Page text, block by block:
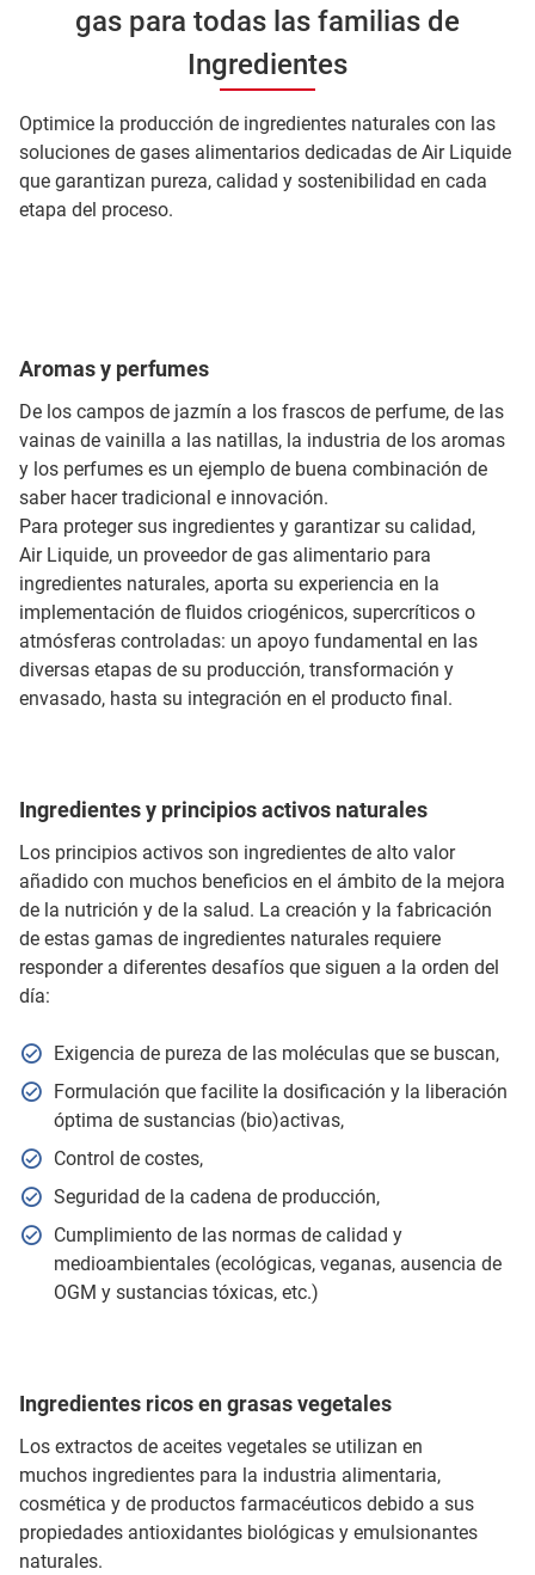
gas para todas las familias de
Ingredientes
Optimice la producción de ingredientes naturales con las
soluciones de gases alimentarios dedicadas de Air Liquide
que garantizan pureza, calidad y sostenibilidad en cada
etapa del proceso.
Aromas y perfumes
De los campos de jazmín a los frascos de perfume, de las
vainas de vainilla a las natillas, la industria de los aromas
y los perfumes es un ejemplo de buena combinación de
saber hacer tradicional e innovación.
Para proteger sus ingredientes y garantizar su calidad,
Air Liquide, un proveedor de gas alimentario para
ingredientes naturales, aporta su experiencia en la
implementación de fluidos criogénicos, supercríticos o
atmósferas controladas: un apoyo fundamental en las
diversas etapas de su producción, transformación y
envasado, hasta su integración en el producto final.
Ingredientes y principios activos naturales
Los principios activos son ingredientes de alto valor
añadido con muchos beneficios en el ámbito de la mejora
de la nutrición y de la salud. La creación y la fabricación
de estas gamas de ingredientes naturales requiere
responder a diferentes desafíos que siguen a la orden del
día:
Exigencia de pureza de las moléculas que se buscan,
Formulación que facilite la dosificación y la liberación
óptima de sustancias (bio)activas,
Control de costes,
Seguridad de la cadena de producción,
Cumplimiento de las normas de calidad y
medioambientales (ecológicas, veganas, ausencia de
OGM y sustancias tóxicas, etc.)
Ingredientes ricos en grasas vegetales
Los extractos de aceites vegetales se utilizan en
muchos ingredientes para la industria alimentaria,
cosmética y de productos farmacéuticos debido a sus
propiedades antioxidantes biológicas y emulsionantes
naturales.